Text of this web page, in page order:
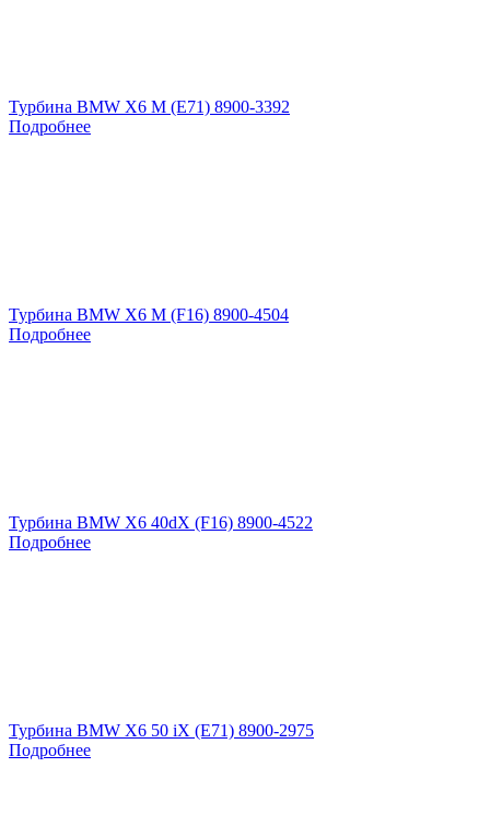
Турбина BMW X6 M (E71) 8900-3392
Подробнее
Турбина BMW X6 M (F16) 8900-4504
Подробнее
Турбина BMW X6 40dX (F16) 8900-4522
Подробнее
Турбина BMW X6 50 iX (E71) 8900-2975
Подробнее